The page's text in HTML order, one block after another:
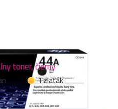
toner, čierny
1 zlaťák